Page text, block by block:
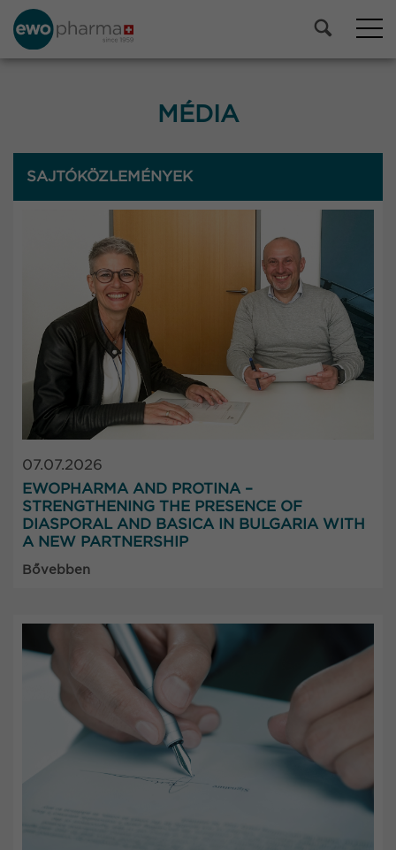
MÉDIA
SAJTÓKÖZLEMÉNYEK
07.07.2026
EWOPHARMA AND PROTINA –
STRENGTHENING THE PRESENCE OF
DIASPORAL AND BASICA IN BULGARIA WITH
A NEW PARTNERSHIP
Bővebben